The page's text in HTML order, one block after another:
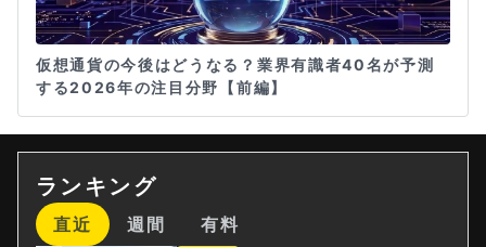
仮想通貨の今後はどうなる？業界有識者40名が予測
する2026年の注目分野【前編】
ランキング
直近 週間 有料